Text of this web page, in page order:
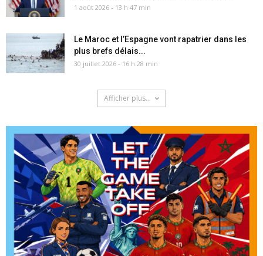
1 août 2026 - 13 h 47 min
Le Maroc et l’Espagne vont rapatrier dans les
plus brefs délais...
30 juillet 2026 - 16 h 28 min
Afficher plus...